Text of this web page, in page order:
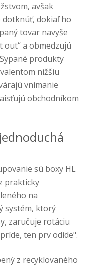
avšak
dotknúť, dokiaľ ho
tovar navyše
a obmedzujú
produkty
nižšiu
vnímanie
obchodníkom
sú boxy HL
prakticky
na
systém, ktorý
zaručuje rotáciu
ten prv odíde".
z recyklovaného